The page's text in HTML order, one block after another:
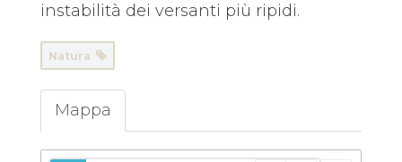
instabilità dei versanti più ripidi.
Natura
Mappa